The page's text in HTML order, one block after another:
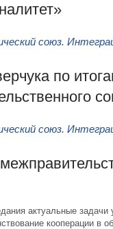
союз.
по
союз.
актуальные задачи
кооперации в